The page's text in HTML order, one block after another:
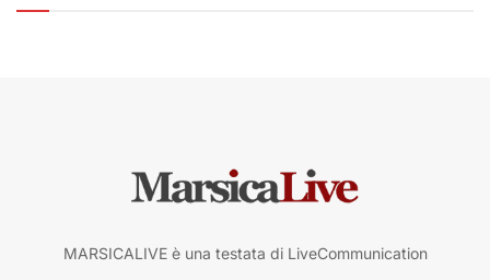
MARSICALIVE è una testata di LiveCommunication